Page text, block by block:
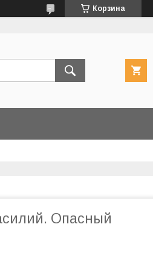
Корзина
Опасный